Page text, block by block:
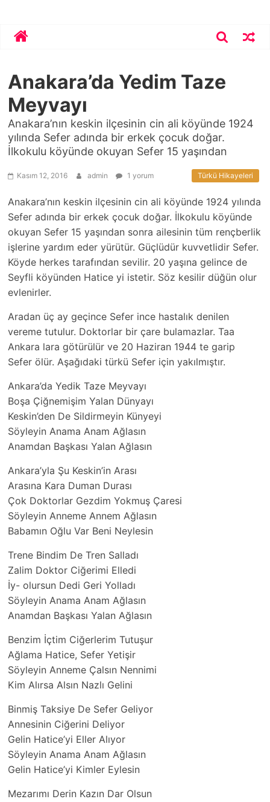
contentBekirhoca.com
Anakara’da Yedim Taze
Meyvayı
Anakara’nın keskin ilçesinin cin ali köyünde 1924
yılında Sefer adında bir erkek çocuk doğar.
İlkokulu köyünde okuyan Sefer 15 yaşından
Türkü Hikayeleri
Kasım 12, 2016 admin 1 yorum
Anakara’nın keskin ilçesinin cin ali köyünde 1924 yılında
Sefer adında bir erkek çocuk doğar. İlkokulu köyünde
okuyan Sefer 15 yaşından sonra ailesinin tüm rençberlik
işlerine yardım eder yürütür. Güçlüdür kuvvetlidir Sefer.
Köyde herkes tarafından sevilir. 20 yaşına gelince de
Seyfli köyünden Hatice yi istetir. Söz kesilir düğün olur
evlenirler.
Aradan üç ay geçince Sefer ince hastalık denilen
vereme tutulur. Doktorlar bir çare bulamazlar. Taa
Ankara lara götürülür ve 20 Haziran 1944 te garip
Sefer ölür. Aşağıdaki türkü Sefer için yakılmıştır.
Ankara’da Yedik Taze Meyvayı
Boşa Çiğnemişim Yalan Dünyayı
Keskin’den De Sildirmeyin Künyeyi
Söyleyin Anama Anam Ağlasın
Anamdan Başkası Yalan Ağlasın
Ankara’yla Şu Keskin’in Arası
Arasına Kara Duman Durası
Çok Doktorlar Gezdim Yokmuş Çaresi
Söyleyin Anneme Annem Ağlasın
Babamın Oğlu Var Beni Neylesin
Trene Bindim De Tren Salladı
Zalim Doktor Ciğerimi Elledi
İy- olursun Dedi Geri Yolladı
Söyleyin Anama Anam Ağlasın
Anamdan Başkası Yalan Ağlasın
Benzim İçtim Ciğerlerim Tutuşur
Ağlama Hatice, Sefer Yetişir
Söyleyin Anneme Çalsın Nennimi
Kim Alırsa Alsın Nazlı Gelini
Binmiş Taksiye De Sefer Geliyor
Annesinin Ciğerini Deliyor
Gelin Hatice’yi Eller Alıyor
Söyleyin Anama Anam Ağlasın
Gelin Hatice’yi Kimler Eylesin
Mezarımı Derin Kazın Dar Olsun